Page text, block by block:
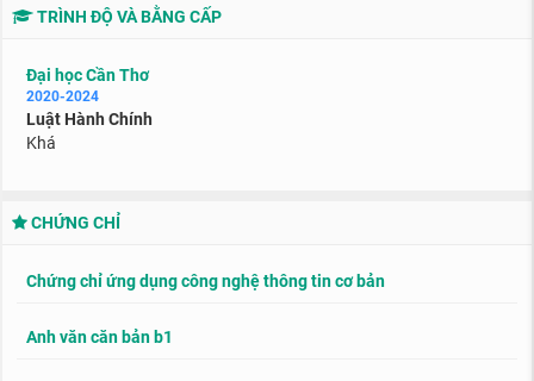
TRÌNH ĐỘ VÀ BẰNG CẤP
Đại học Cần Thơ
2020-2024
Luật Hành Chính
Khá
CHỨNG CHỈ
Chứng chỉ ứng dụng công nghệ thông tin cơ bản
Anh văn căn bản b1